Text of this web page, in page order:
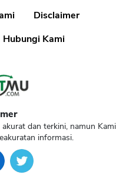
Disclaimer
Hubungi Kami
dan terkini, namun Kami
informasi.